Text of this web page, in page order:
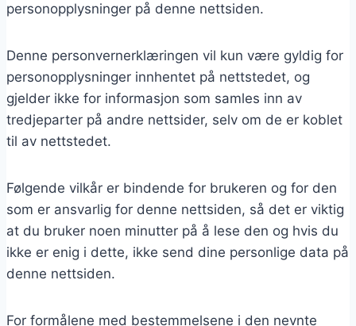
personopplysninger på denne nettsiden.
Denne personvernerklæringen vil kun være gyldig for
personopplysninger innhentet på nettstedet, og
gjelder ikke for informasjon som samles inn av
tredjeparter på andre nettsider, selv om de er koblet
til av nettstedet.
Følgende vilkår er bindende for brukeren og for den
som er ansvarlig for denne nettsiden, så det er viktig
at du bruker noen minutter på å lese den og hvis du
ikke er enig i dette, ikke send dine personlige data på
denne nettsiden.
For formålene med bestemmelsene i den nevnte